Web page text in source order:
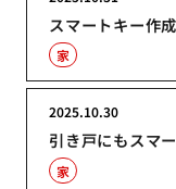
スマートキー作
家
引き戸にもスマ
2025.10.30
家